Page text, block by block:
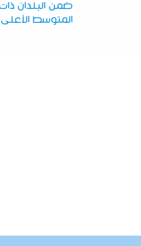
ضمن البلدان
المتوسط الأعلى